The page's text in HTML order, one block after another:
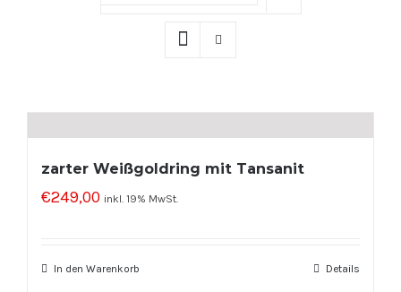
zarter Weißgoldring mit Tansanit
€249,00 inkl. 19% MwSt.
In den Warenkorb Details